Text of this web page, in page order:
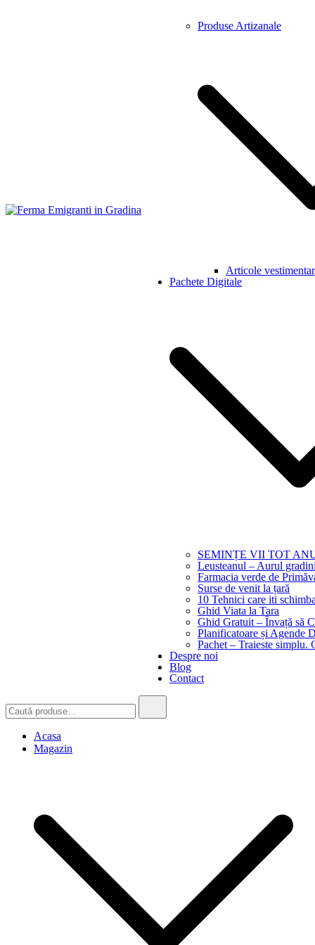
Produse Artizanale
Articole
Pachete Digitale
SEMINȚE VII TOT
Leusteanul – Aurul
Farmacia verde de
Surse de venit la țară
10 Tehnici care iti
Ghid Viata la Tara
Ghid Gratuit – Învață să
Planificatoare și Agende
Pachet – Traieste simplu.
Despre noi
Blog
Contact
după:
Acasa
Magazin